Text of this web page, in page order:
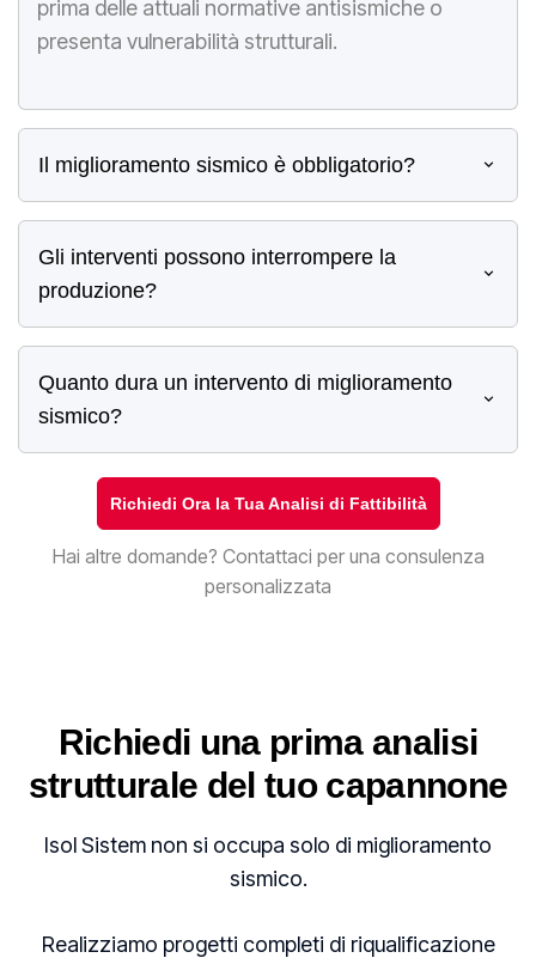
prima delle attuali normative antisismiche o
presenta vulnerabilità strutturali.
Il miglioramento sismico è obbligatorio?
Gli interventi possono interrompere la
produzione?
Quanto dura un intervento di miglioramento
sismico?
Richiedi Ora la Tua Analisi di Fattibilità
Hai altre domande? Contattaci per una consulenza
personalizzata
Richiedi una prima analisi
strutturale del tuo capannone
Isol Sistem non si occupa solo di miglioramento
sismico.
Realizziamo progetti completi di riqualificazione